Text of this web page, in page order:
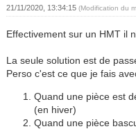
21/11/2020, 13:34:15(Modification du
Effectivement sur un HMT il
La seule solution est de
Perso c'est ce que je fais
Quand une pièce est
(en hiver)
Quand une pièce